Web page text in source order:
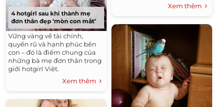
4 hotgirl sau khi thành mẹ
đơn thân đẹp ‘mòn con mắt’
Vững vàng về tài chính,
quyến rũ và hạnh phúc bên
con – đó là điểm chung của
những bà mẹ đơn thân trong
giới hotgirl Việt.
Xem thêm
Xem thêm